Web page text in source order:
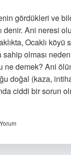
gördükleri ve
denir. Ani
Ocaklı köyü
olması
ne demek? Ani
doğal (kaza,
ciddi bir sorun